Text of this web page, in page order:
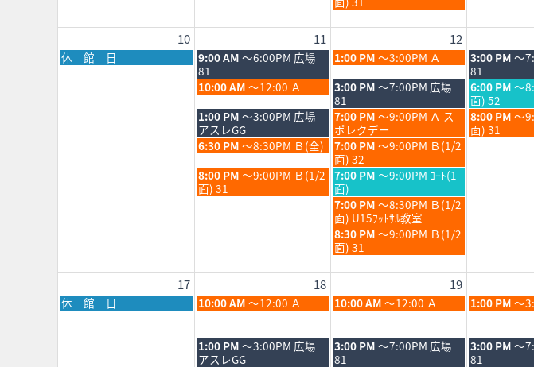
2026
月
5th
日,
8
5th
2026
10 11 12
月
曜
休 館 日
火
曜
日,
8
月
11th
2026
9:00 AM ～6:00PM 広場
81
水
曜
日,
8
月
12th
2026
1:00 PM ～3:00PM Ａ
木
曜
日,
8
月
13th
2026
3:00 PM ～
81
火
曜
日,
8
月
11th
2026
10:00 AM ～12:00 Ａ
水
曜
日,
8
月
12th
2026
3:00 PM ～7:00PM 広場
81
木
曜
日,
8
月
6:00 PM ～
面) 52
火
曜
日,
8
月
11th
2026
1:00 PM ～3:00PM 広場
アスレGG
水
曜
日,
8
月
12th
2026
7:00 PM ～9:00PM Ａ ス
ポレクデー
木
曜
日,
8:00 PM ～
面) 31
火
曜
日,
8
月
6:30 PM ～8:30PM Ｂ(全)
水
曜
日,
8
月
12th
2026
7:00 PM ～9:00PM Ｂ(1/2
面) 32
火
曜
日,
8:00 PM ～9:00PM Ｂ(1/2
面) 31
水
曜
日,
8
月
12th
2026
7:00 PM ～9:00PM ｺｰﾄ(1
面)
水
曜
日,
8
月
12th
7:00 PM ～8:30PM Ｂ(1/2
面) U15ﾌｯﾄｻﾙ教室
水
曜
日,
8
12th
2026
8:30 PM ～9:00PM Ｂ(1/2
面) 31
17 18 19
月
曜
休 館 日
火
曜
8
月
10:00 AM ～12:00 Ａ
水
曜
8
月
10:00 AM ～12:00 Ａ
木
曜
8
月
1:00 PM ～
火
曜
1:00 PM ～3:00PM 広場
アスレGG
水
曜
3:00 PM ～7:00PM 広場
81
木
曜
3:00 PM ～
81